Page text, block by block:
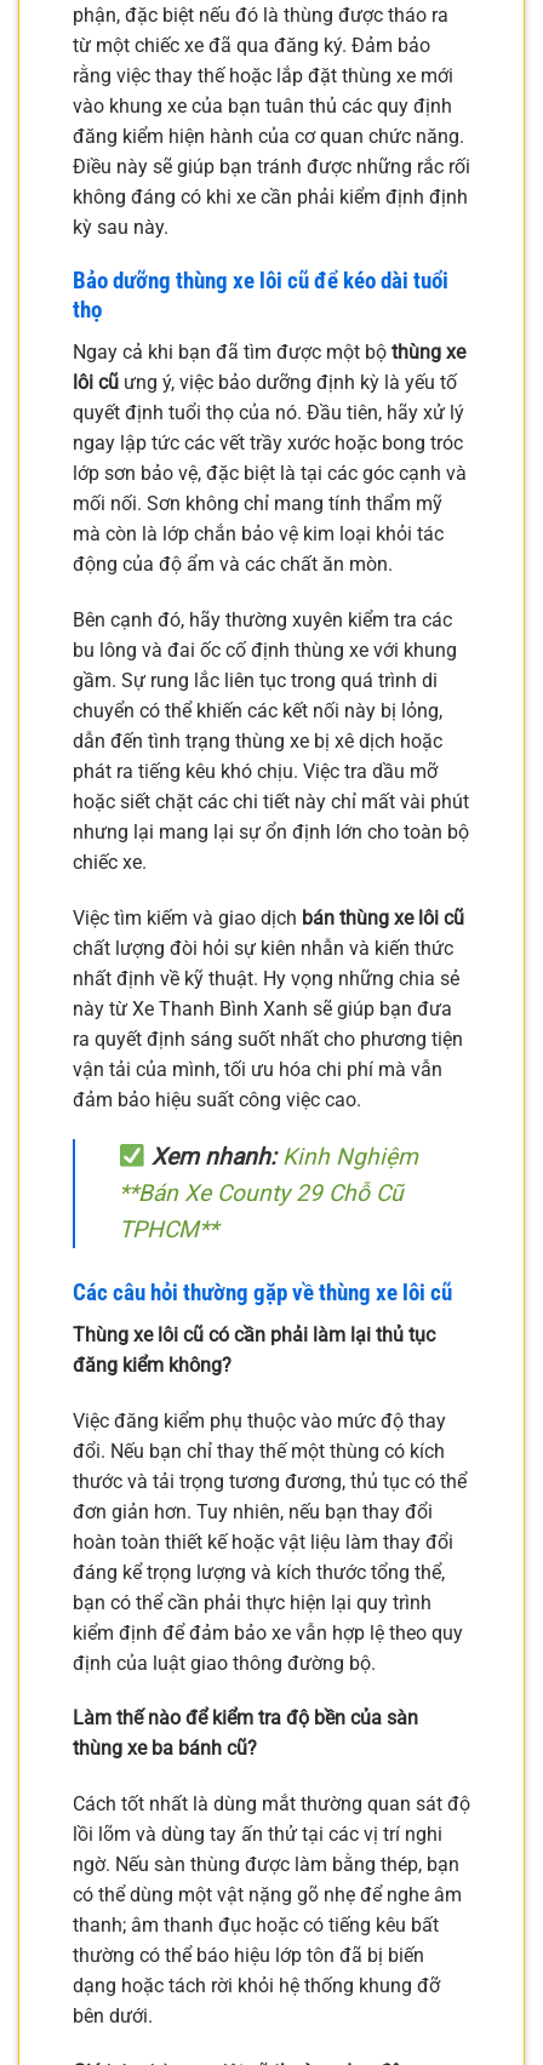
phận, đặc biệt nếu đó là thùng được tháo ra
từ một chiếc xe đã qua đăng ký. Đảm bảo
rằng việc thay thế hoặc lắp đặt thùng xe mới
vào khung xe của bạn tuân thủ các quy định
đăng kiểm hiện hành của cơ quan chức năng.
Điều này sẽ giúp bạn tránh được những rắc rối
không đáng có khi xe cần phải kiểm định định
kỳ sau này.
Bảo dưỡng thùng xe lôi cũ để kéo dài tuổi
thọ
Ngay cả khi bạn đã tìm được một bộ thùng xe
lôi cũ ưng ý, việc bảo dưỡng định kỳ là yếu tố
quyết định tuổi thọ của nó. Đầu tiên, hãy xử lý
ngay lập tức các vết trầy xước hoặc bong tróc
lớp sơn bảo vệ, đặc biệt là tại các góc cạnh và
mối nối. Sơn không chỉ mang tính thẩm mỹ
mà còn là lớp chắn bảo vệ kim loại khỏi tác
động của độ ẩm và các chất ăn mòn.
Bên cạnh đó, hãy thường xuyên kiểm tra các
bu lông và đai ốc cố định thùng xe với khung
gầm. Sự rung lắc liên tục trong quá trình di
chuyển có thể khiến các kết nối này bị lỏng,
dẫn đến tình trạng thùng xe bị xê dịch hoặc
phát ra tiếng kêu khó chịu. Việc tra dầu mỡ
hoặc siết chặt các chi tiết này chỉ mất vài phút
nhưng lại mang lại sự ổn định lớn cho toàn bộ
chiếc xe.
Việc tìm kiếm và giao dịch bán thùng xe lôi cũ
chất lượng đòi hỏi sự kiên nhẫn và kiến thức
nhất định về kỹ thuật. Hy vọng những chia sẻ
này từ Xe Thanh Bình Xanh sẽ giúp bạn đưa
ra quyết định sáng suốt nhất cho phương tiện
vận tải của mình, tối ưu hóa chi phí mà vẫn
đảm bảo hiệu suất công việc cao.
Xem nhanh:Kinh Nghiệm
**Bán Xe County 29 Chỗ Cũ
TPHCM**
Các câu hỏi thường gặp về thùng xe lôi cũ
Thùng xe lôi cũ có cần phải làm lại thủ tục
đăng kiểm không?
Việc đăng kiểm phụ thuộc vào mức độ thay
đổi. Nếu bạn chỉ thay thế một thùng có kích
thước và tải trọng tương đương, thủ tục có thể
đơn giản hơn. Tuy nhiên, nếu bạn thay đổi
hoàn toàn thiết kế hoặc vật liệu làm thay đổi
đáng kể trọng lượng và kích thước tổng thể,
bạn có thể cần phải thực hiện lại quy trình
kiểm định để đảm bảo xe vẫn hợp lệ theo quy
định của luật giao thông đường bộ.
Làm thế nào để kiểm tra độ bền của sàn
thùng xe ba bánh cũ?
Cách tốt nhất là dùng mắt thường quan sát độ
lồi lõm và dùng tay ấn thử tại các vị trí nghi
ngờ. Nếu sàn thùng được làm bằng thép, bạn
có thể dùng một vật nặng gõ nhẹ để nghe âm
thanh; âm thanh đục hoặc có tiếng kêu bất
thường có thể báo hiệu lớp tôn đã bị biến
dạng hoặc tách rời khỏi hệ thống khung đỡ
bên dưới.